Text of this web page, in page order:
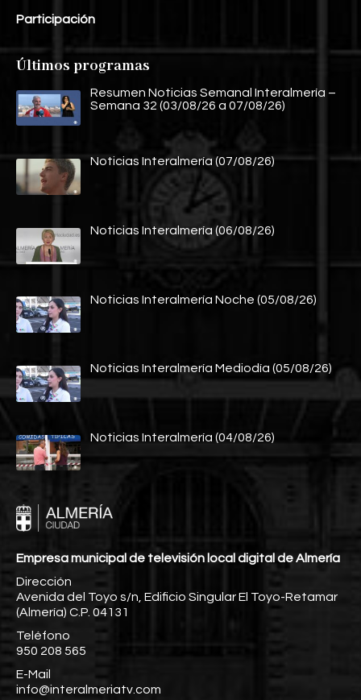
Participación
Últimos programas
Resumen Noticias Semanal Interalmería –
Semana 32 (03/08/26 a 07/08/26)
Noticias Interalmería (07/08/26)
Noticias Interalmería (06/08/26)
Noticias Interalmería Noche (05/08/26)
Noticias Interalmería Mediodía (05/08/26)
Noticias Interalmería (04/08/26)
Empresa municipal de televisión local digital de Almería
Dirección
Avenida del Toyo s/n, Edificio Singular El Toyo-Retamar
(Almería) C.P. 04131
Teléfono
950 208 565
E-Mail
info@interalmeriatv.com